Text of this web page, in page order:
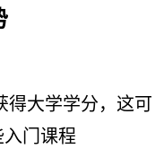
得大学学分，这可
门课程